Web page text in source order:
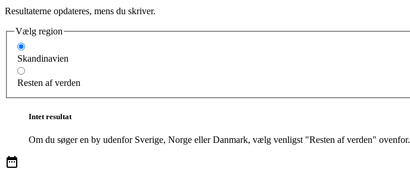
Resultaterne opdateres, mens du skriver.
Vælg region
Skandinavien
Resten af verden
Intet resultat
Om du søger en by udenfor Sverige, Norge eller Danmark, vælg venligst "Resten af verden" ovenfor.